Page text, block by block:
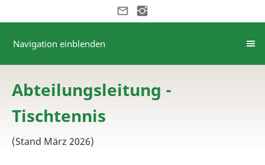
Navigation einblenden
Abteilungsleitung -
Tischtennis
(Stand März 2026)